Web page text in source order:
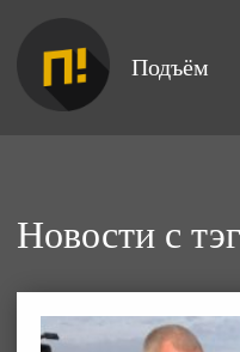
Подъём
Новости с